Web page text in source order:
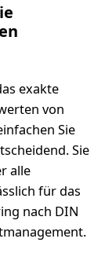
exakte
von
Sie
Sie
alle
für das
nach DIN